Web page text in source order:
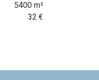
5400 m²
32 €